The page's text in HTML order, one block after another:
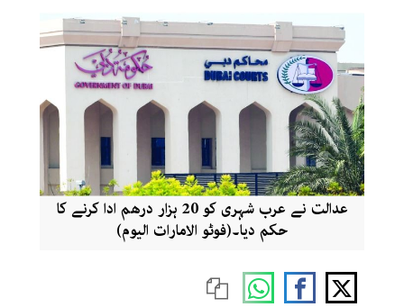
عدالت نے عرب شہری کو 20 ہزار درھم ادا کرنے کا
حکم دیا۔(فوٹو الامارات الیوم)